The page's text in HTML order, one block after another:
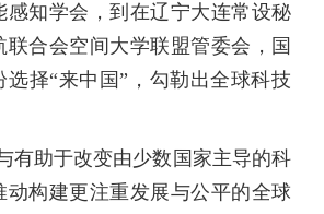
感知学会，到在辽宁大连常设秘
联合会空间大学联盟管委会，国
选择“来中国”，勾勒出全球科技
助于改变由少数国家主导的科
动构建更注重发展与公平的全球